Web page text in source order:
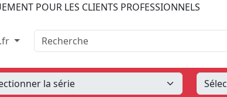
POUR LES CLIENTS PROFESSIONNELS
Recherche